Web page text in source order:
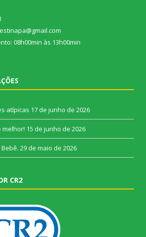
08h00min às 13h00min
atípicas 17 de junho de 2026
melhor! 15 de junho de 2026
29 de maio de 2026
CR2